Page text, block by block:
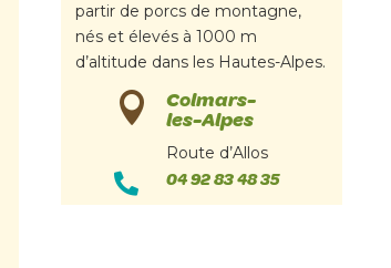
partir de porcs de montagne,
nés et élevés à 1000 m
d’altitude dans les Hautes-Alpes.

Colmars-
les-Alpes
Route d’Allos
 04 92 83 48 35